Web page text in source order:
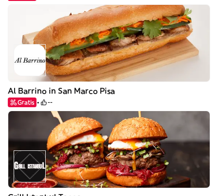
Al Barrino in San Marco Pisa
Gratis --